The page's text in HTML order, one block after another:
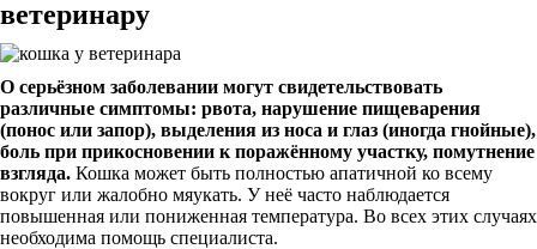
ветеринару
О серьёзном заболевании могут свидетельствовать
различные симптомы: рвота, нарушение пищеварения
(понос или запор), выделения из носа и глаз (иногда гнойные),
боль при прикосновении к поражённому участку, помутнение
взгляда. Кошка может быть полностью апатичной ко всему
вокруг или жалобно мяукать. У неё часто наблюдается
повышенная или пониженная температура. Во всех этих случаях
необходима помощь специалиста.